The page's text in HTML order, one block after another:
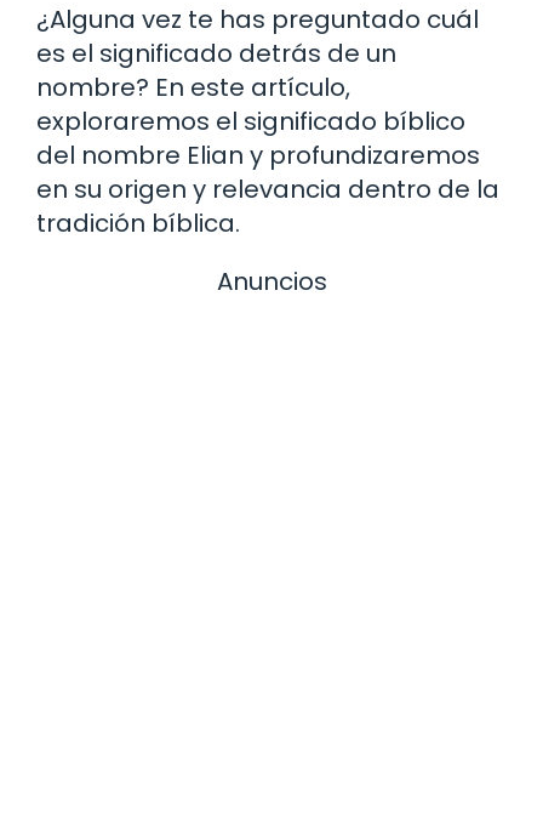
¿Alguna vez te has preguntado cuál
es el significado detrás de un
nombre? En este artículo,
exploraremos el significado bíblico
del nombre Elian y profundizaremos
en su origen y relevancia dentro de la
tradición bíblica.
Anuncios